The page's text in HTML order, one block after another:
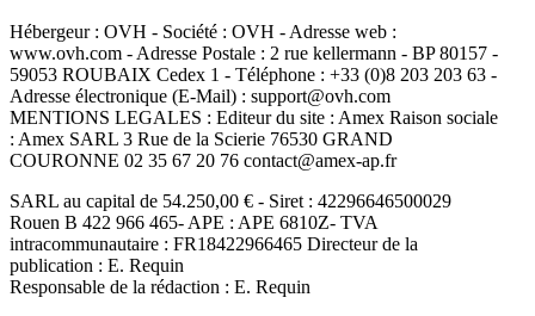
Hébergeur : OVH - Société : OVH - Adresse web :
www.ovh.com - Adresse Postale : 2 rue kellermann - BP 80157 -
59053 ROUBAIX Cedex 1 - Téléphone : +33 (0)8 203 203 63 -
Adresse électronique (E-Mail) : support@ovh.com
MENTIONS LEGALES : Editeur du site : Amex Raison sociale
: Amex SARL 3 Rue de la Scierie 76530 GRAND
COURONNE 02 35 67 20 76 contact@amex-ap.fr
SARL au capital de 54.250,00 € - Siret : 42296646500029
Rouen B 422 966 465- APE : APE 6810Z- TVA
intracommunautaire : FR18422966465 Directeur de la
publication : E. Requin
Responsable de la rédaction : E. Requin